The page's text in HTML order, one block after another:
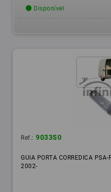
Disponível
Ref.: 9033S0
GUIA PORTA CORREDICA
2002-